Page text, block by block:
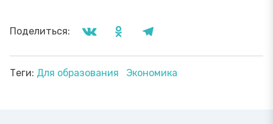
Поделиться:
Теги: Для образования Экономика